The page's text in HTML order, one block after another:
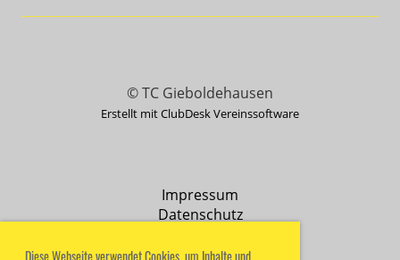
Diese Webseite verwendet Cookies, um Inhalte und
© TC Gieboldehausen
Erstellt mit ClubDesk Vereinssoftware
Impressum
Datenschutz